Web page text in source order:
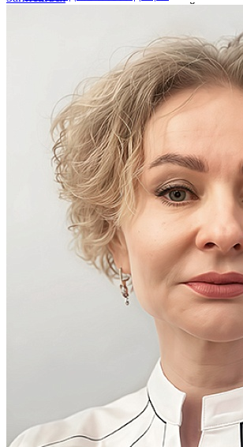
ОБЩЕСТВО С ОГРАНИЧЕННОЙ
Лицензия № Л041-01148-78/00360218
Юридический адрес: 197022, город Санкт-
Каменноостровский пр-кт, д. 77, литер р,
ИНН: 7704520344
ОГРН: 1047796350612
© 2026 «Источник долголетия» Все
Политика конфиденциальности
Политика обработки данных
ИМЕЮТСЯ ПРОТИВОПОКАЗАНИЯ.
КОНСУЛЬТАЦИЯ СПЕЦИАЛИСТА.
Записаться онлайн
Мы обрабатываем файлы cookie, чтобы
сайта. Продолжая пользоваться сайтом, вы
обработку персональных данных
. Если вы
обработку файлов cookie, отключите
вашего браузера.
Уважаемые пациенты, в связи с перебоями
и Telegram на территории РФ, уведомляем
вопросы по записи можно направлять в
номеру 8 (931) 970-63-16 или звоните по